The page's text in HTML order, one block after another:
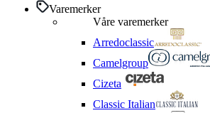
Varemerker
Våre varemerker
Arredoclassic
Camelgroup
Cizeta
Classic Italian